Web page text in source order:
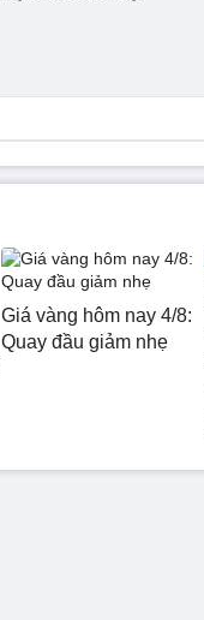
Giá vàng hôm nay 4/8:
Quay đầu giảm nhẹ